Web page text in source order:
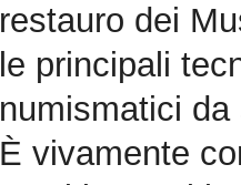
restauro dei
le principali
numismatici
È vivamente